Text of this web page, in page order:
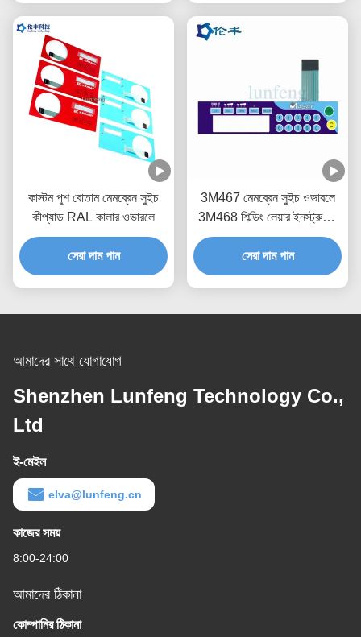
কাস্টম পুশ বোতাম মেমব্রেন সুইচ
কীপ্যাড RAL কালার ওভারলে
সেরা দাম পান
3M467 মেমব্রেন সুইচ ওভারলে
3M468 শিল্ডিং লেয়ার ইনস্ট্রুমেন্ট
প্যানেল ওভারলে
সেরা দাম পান
আমাদের সাথে যোগাযোগ
Shenzhen Lunfeng Technology Co.,
Ltd
ই-মেইল
elva@lunfeng.cn
কাজের সময়
8:00-24:00
আমাদের ঠিকানা
কোম্পানির ঠিকানা